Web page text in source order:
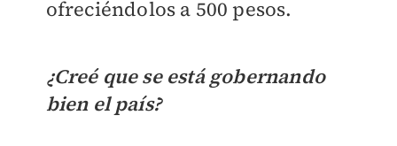
ofreciéndolos a 500 pesos.
¿Creé que se está gobernando
bien el país?